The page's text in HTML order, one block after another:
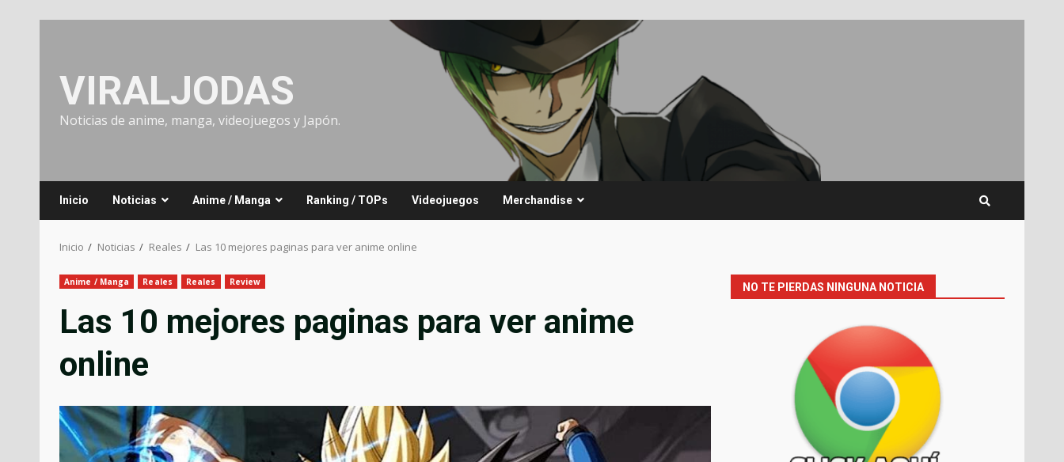
VIRALJODAS
Noticias de anime, manga, videojuegos y Japón.
Inicio Noticias Anime / Manga Ranking / TOPs Videojuegos Merchandise
Inicio Noticias Reales Las 10 mejores paginas para ver anime online
Anime / Manga Reales Reales Review
Las 10 mejores paginas para ver anime
online
NO TE PIERDAS NINGUNA NOTICIA